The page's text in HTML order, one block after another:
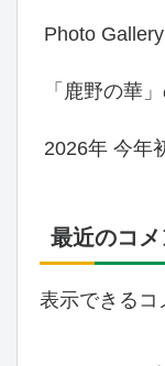
Photo
「鹿野の華
2026年 今年
最近のコメ
表示できるコ